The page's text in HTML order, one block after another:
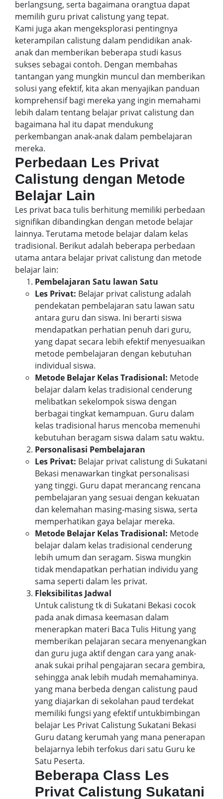
berlangsung, serta bagaimana orangtua dapat
memilih guru privat calistung yang tepat.
Kami juga akan mengeksplorasi pentingnya
keterampilan calistung dalam pendidikan anak-
anak dan memberikan beberapa studi kasus
sukses sebagai contoh. Dengan membahas
tantangan yang mungkin muncul dan memberikan
solusi yang efektif, kita akan menyajikan panduan
komprehensif bagi mereka yang ingin memahami
lebih dalam tentang belajar privat calistung dan
bagaimana hal itu dapat mendukung
perkembangan anak-anak dalam pembelajaran
mereka.
Perbedaan Les Privat
Calistung dengan Metode
Belajar Lain
Les privat baca tulis berhitung memiliki perbedaan
signifikan dibandingkan dengan metode belajar
lainnya. Terutama metode belajar dalam kelas
tradisional. Berikut adalah beberapa perbedaan
utama antara belajar privat calistung dan metode
belajar lain:
Pembelajaran Satu lawan Satu
Les Privat: Belajar privat calistung adalah
pendekatan pembelajaran satu lawan satu
antara guru dan siswa. Ini berarti siswa
mendapatkan perhatian penuh dari guru,
yang dapat secara lebih efektif menyesuaikan
metode pembelajaran dengan kebutuhan
individual siswa.
Metode Belajar Kelas Tradisional: Metode
belajar dalam kelas tradisional cenderung
melibatkan sekelompok siswa dengan
berbagai tingkat kemampuan. Guru dalam
kelas tradisional harus mencoba memenuhi
kebutuhan beragam siswa dalam satu waktu.
Personalisasi Pembelajaran
Les Privat: Belajar privat calistung di Sukatani
Bekasi menawarkan tingkat personalisasi
yang tinggi. Guru dapat merancang rencana
pembelajaran yang sesuai dengan kekuatan
dan kelemahan masing-masing siswa, serta
memperhatikan gaya belajar mereka.
Metode Belajar Kelas Tradisional: Metode
belajar dalam kelas tradisional cenderung
lebih umum dan seragam. Siswa mungkin
tidak mendapatkan perhatian individu yang
sama seperti dalam les privat.
Fleksibilitas Jadwal
Untuk calistung tk di Sukatani Bekasi cocok
pada anak dimasa keemasan dalam
menerapkan materi Baca Tulis Hitung yang
memberikan pelajaran secara menyenangkan
dan guru juga aktif dengan cara yang anak-
anak sukai prihal pengajaran secara gembira,
sehingga anak lebih mudah memahaminya.
yang mana berbeda dengan calistung paud
yang diajarkan di sekolahan paud terdekat
memiliki fungsi yang efektif untukbimbingan
belajar Les Privat Calistung Sukatani Bekasi
Guru datang kerumah yang mana penerapan
belajarnya lebih terfokus dari satu Guru ke
Satu Peserta.
Beberapa Class Les
Privat Calistung Sukatani